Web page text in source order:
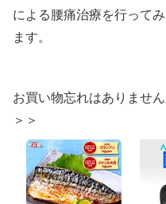
による腰痛治療を行って
ます。
お買い物忘れはありま
＞＞